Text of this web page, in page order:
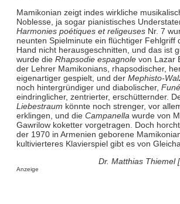
Mamikonian zeigt indes wirkliche
Noblesse, ja sogar pianistisches
Harmonies poétiques et religeusesNr. 7
neunten Spielminute ein flüchtiger Fehlgriff
Hand nicht herausgeschnitten, und das ist
wurde die Rhapsodie espagnolevon Lazar
der Lehrer Mamikonians, rhapsodischer,
eigenartiger gespielt, und der Mephisto-
noch hintergründiger und diabolischer,
eindringlicher, zentrierter, erschütternder.
Liebestraum könnte noch strenger, vor
erklingen, und die Campanella wurde von
Gawrilow koketter vorgetragen. Doch
der 1970 in Armenien geborene
kultivierteres Klavierspiel gibt es von
Dr. Matthias Thiemel
Anzeige